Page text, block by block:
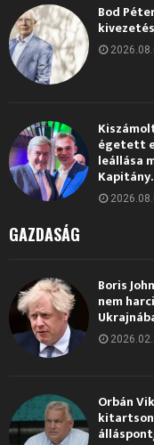
Bod
égetett
leállása
GAZDASÁG
Boris
nem
Orbán